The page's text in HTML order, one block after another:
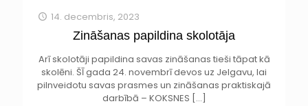
14. decembris, 2023
Zināšanas papildina skolotāja
Arī skolotāji papildina savas zināšanas tieši tāpat kā
skolēni. ŠĪ gada 24. novembrī devos uz Jelgavu, lai
pilnveidotu savas prasmes un zināšanas praktiskajā
darbībā – KOKSNES […]